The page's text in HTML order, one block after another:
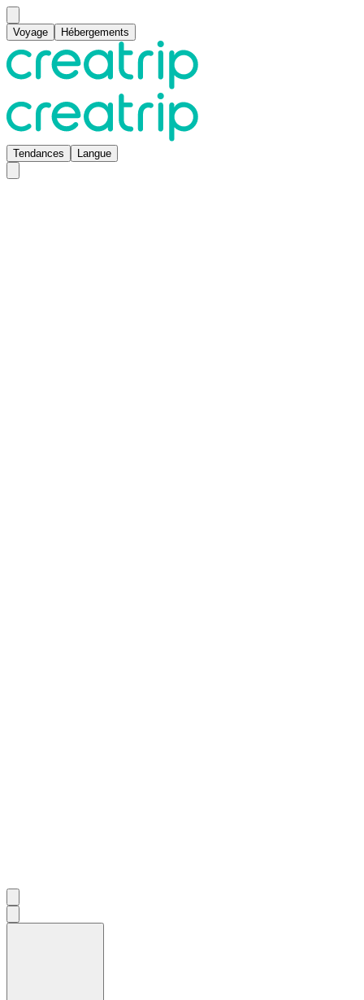
Voyage Hébergements
Tendances Langue